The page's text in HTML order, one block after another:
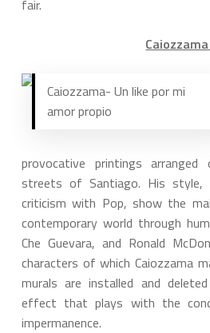
fair.
Caiozzama
Caiozzama- Un like por mi
amor propio
provocative printings
streets of Santiago. His
criticism with Pop, show the
contemporary world through
Che Guevara, and Ronald
characters of which Caiozzama
murals are installed and
effect that plays with the
impermanence.